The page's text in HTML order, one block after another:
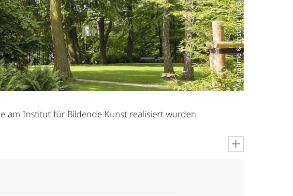
am Institut für Bildende Kunst realisiert wurden